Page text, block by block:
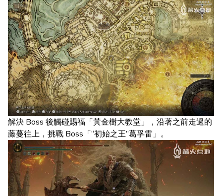
解決 Boss 後觸碰賜福「黃金樹大教堂」，沿著之前走過的
藤蔓往上，挑戰 Boss「“初始之王”葛孚雷」。